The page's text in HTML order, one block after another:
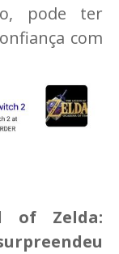
pode ter
com
of Zelda: